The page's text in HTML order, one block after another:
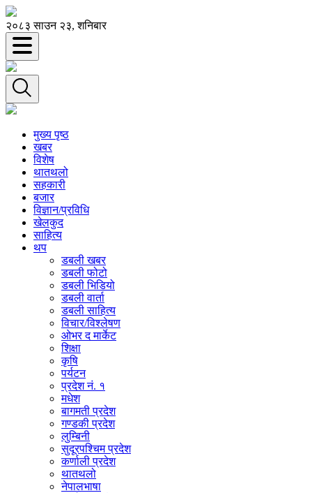
२०८३ साउन २३, शनिबार
मुख्य पृष्ठ
खबर
विशेष
थातथलो
सहकारी
बजार
विज्ञान/प्रविधि
खेलकुद
साहित्य
थप
डबली खबर
डबली फोटो
डबली भिडियो
डबली वार्ता
डबली साहित्य
विचार/विश्‍लेषण
ओभर द मार्केट
शिक्षा
कृषि
पर्यटन
प्रदेश नं. १
मधेश
बागमती प्रदेश
गण्डकी प्रदेश
लुम्बिनी
सुदूरपश्चिम प्रदेश
कर्णाली प्रदेश
थातथलो
नेपालभाषा